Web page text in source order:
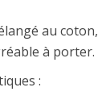
au
à porter.
: